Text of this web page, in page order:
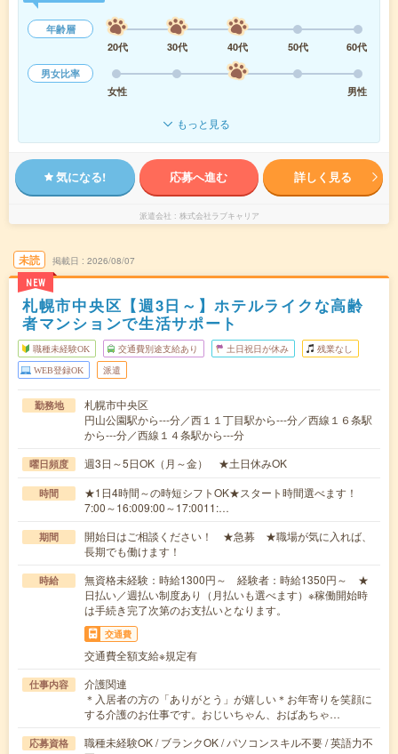
年齢層
20代
30代 40代 50代
60代
男女比率
女性
男性
もっと見る
気になる! 応募へ進む 詳しく見る
派遣会社 株式会社ラブキャリア
未読
NEW
掲載日 2026/08/07
札幌市中央区【週3日～】ホテルライクな高齢
者マンションで生活サポート
職種未経験OK 交通費別途支給あり 土日祝日が休み 残業なし
WEB登録OK 派遣
勤務地
札幌市中央区
円山公園駅から---分／西１１丁目駅から---分／西線１６条駅
から---分／西線１４条駅から---分
曜日頻度 週3日～5日OK（月～金） ★土日休みOK
時間
★1日4時間～の時短シフトOK★スタート時間選べます！
7:00～16:009:00～17:0011:…
期間
開始日はご相談ください！ ★急募 ★職場が気に入れば、
長期でも働けます！
時給
無資格未経験：時給1300円～ 経験者：時給1350円～ ★
日払い／週払い制度あり（月払いも選べます）※稼働開始時
は手続き完了次第のお支払いとなります。
交通費
交通費全額支給※規定有
仕事内容
介護関連
＊入居者の方の「ありがとう」が嬉しい＊お年寄りを笑顔に
する介護のお仕事です。おじいちゃん、おばあちゃ…
応募資格
職種未経験OK / ブランクOK / パソコンスキル不要 / 英語力不